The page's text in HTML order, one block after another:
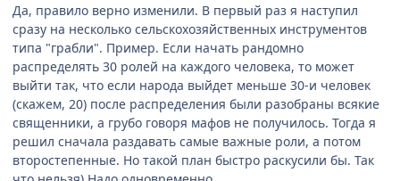
Да, правило верно изменили. В первый раз я наступил
сразу на несколько сельскохозяйственных инструментов
типа "грабли". Пример. Если начать рандомно
распределять 30 ролей на каждого человека, то может
выйти так, что если народа выйдет меньше 30-и человек
(скажем, 20) после распределения были разобраны всякие
священники, а грубо говоря мафов не получилось. Тогда я
решил сначала раздавать самые важные роли, а потом
второстепенные. Но такой план быстро раскусили бы. Так